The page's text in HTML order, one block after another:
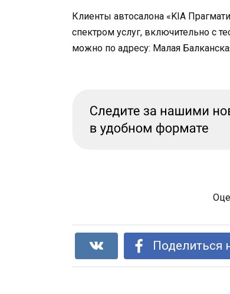
Клиенты автосалона «KIA
спектром услуг, включительно с
можно по адресу: Малая
Поделиться